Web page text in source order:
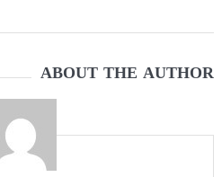
ABOUT THE AUTHOR